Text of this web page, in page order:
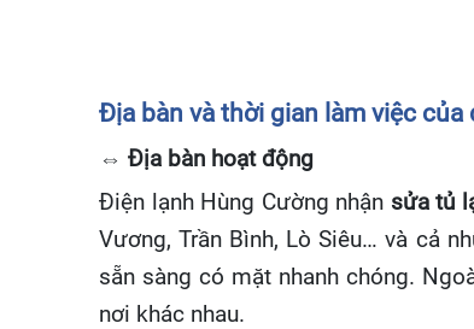
Địa bàn và thời gian làm việc
⇔ Địa bàn hoạt động
Điện lạnh Hùng Cường nhận sửa tủ
Vương, Trần Bình, Lò Siêu… và cả
sẵn sàng có mặt nhanh chóng.
nơi khác nhau.